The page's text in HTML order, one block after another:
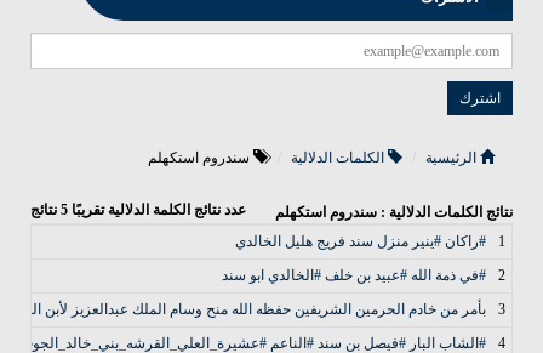
الرئيسية الكلمات الدلالية سندروم استکهلم
نتائج الكلمات الدلالية : سندروم استکهلم عدد نتائج الكلمة الدلالية تقريبًا 5 نتائج
1
#راكان #ينير منزل سند فريج هليل الخالدي
2
#في ذمة الله #عبيد بن خلف #الخالدي ابو سند
3
بأمر من خادم الحرمين الشريفين حفظه الله منح وسام الملك عبدالعزيز لأبن العم
4
#‏الشاب البار #فيصل بن سند #الناعم ‏⁧‫#عشيرة_العلي_القرشه_بني_خالد_الجوف‬⁩